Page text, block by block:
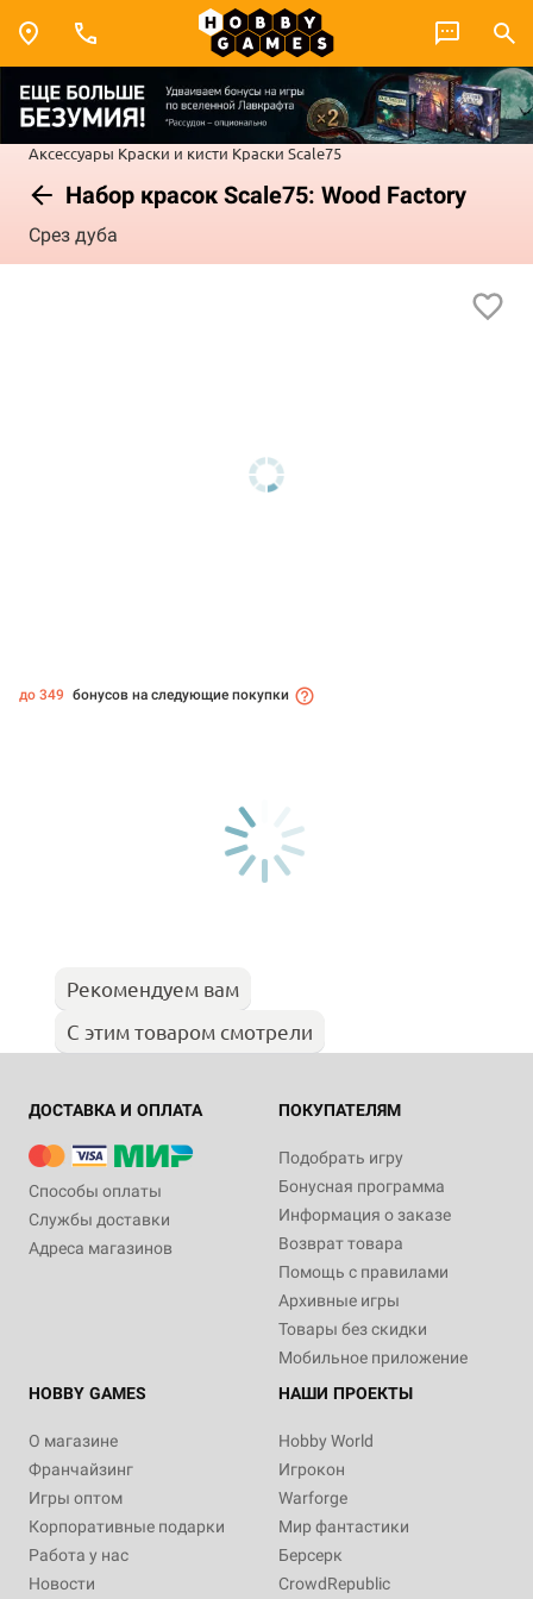
Аксессуары Краски и кисти Краски Scale75
Набор красок Scale75: Wood Factory
Срез дуба
до 349 бонусов на следующие покупки
Рекомендуем вам
С этим товаром смотрели
ДОСТАВКА И ОПЛАТА
Способы оплаты
Службы доставки
Адреса магазинов
ПОКУПАТЕЛЯМ
Подобрать игру
Бонусная программа
Информация о заказе
Возврат товара
Помощь с правилами
Архивные игры
Товары без скидки
Мобильное приложение
HOBBY GAMES
О магазине
Франчайзинг
Игры оптом
Корпоративные подарки
Работа у нас
Новости
НАШИ ПРОЕКТЫ
Hobby World
Игрокон
Warforge
Мир фантастики
Берсерк
CrowdRepublic